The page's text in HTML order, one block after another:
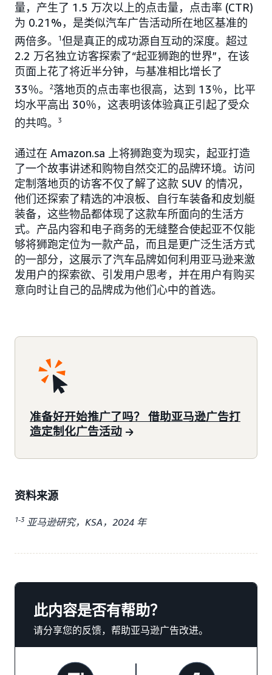
量，产生了 1.5 万次以上的点击量，点击率 (CTR)
为 0.21%，是类似汽车广告活动所在地区基准的
两倍多。
1但是真正的成功源自互动的深度。超过
2.2 万名独立访客探索了“起亚狮跑的世界”，在该
页面上花了将近半分钟，与基准相比增长了
33％。
2落地页的点击率也很高，达到 13％，比平
均水平高出 30％，这表明该体验真正引起了受众
的共鸣。
3
通过在 Amazon.sa 上将狮跑变为现实，起亚打造
了一个故事讲述和购物自然交汇的品牌环境。访问
定制落地页的访客不仅了解了这款 SUV 的情况，
他们还探索了精选的冲浪板、自行车装备和皮划艇
装备，这些物品都体现了这款车所面向的生活方
式。产品内容和电子商务的无缝整合使起亚不仅能
够将狮跑定位为一款产品，而且是更广泛生活方式
的一部分，这展示了汽车品牌如何利用亚马逊来激
发用户的探索欲、引发用户思考，并在用户有购买
意向时让自己的品牌成为他们心中的首选。
准备好开始推广了吗？ 借助亚马逊广告打
造定制化广告活动
资料来源
1-3 亚马逊研究，KSA，2024 年
此内容是否有帮助？
请分享您的反馈，帮助亚马逊广告改进。